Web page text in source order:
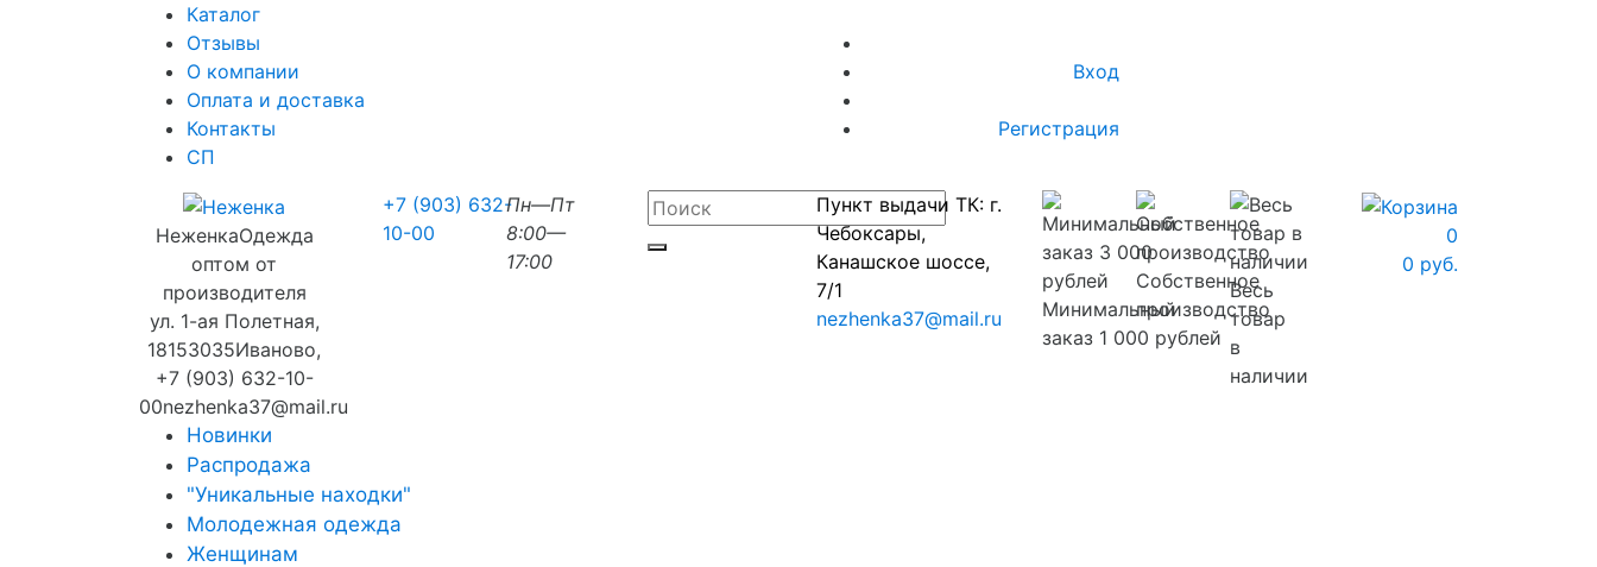
Каталог
Отзывы
О компании
Оплата и доставка
Контакты
СП
Вход
Регистрация
НеженкаОдежда
оптом от
производителя
ул. 1-ая Полетная,
18153035Иваново,
+7 (903) 632-10-
00nezhenka37@mail.ru
+7 (903) 632-
10-00
Пн—Пт
8:00—
17:00
Пункт выдачи ТК: г.
Чебоксары,
Канашское шоссе,
7/1
nezhenka37@mail.ru
Минимальный
заказ 1 000 рублей
Собственное
производство
Весь
товар
в
наличии
0
0 руб.
Новинки
Распродажа
"Уникальные находки"
Молодежная одежда
Женщинам